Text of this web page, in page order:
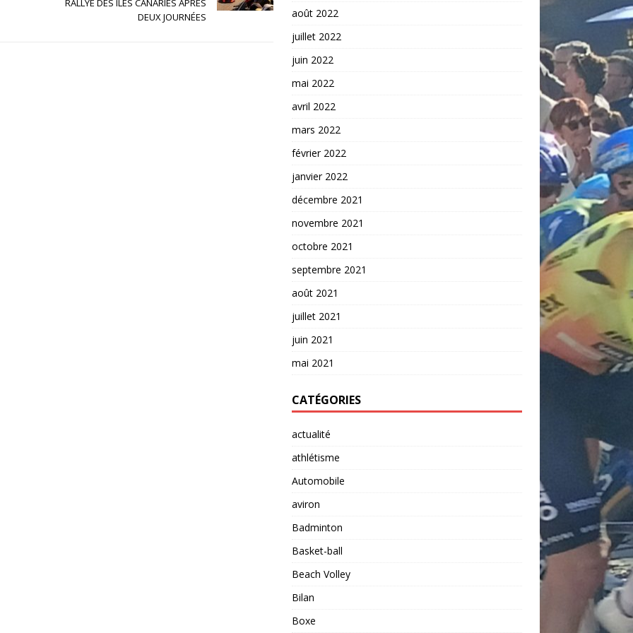
RALLYE DES ÎLES CANARIES APRÈS
DEUX JOURNÉES
août 2022
juillet 2022
juin 2022
mai 2022
avril 2022
mars 2022
février 2022
janvier 2022
décembre 2021
novembre 2021
octobre 2021
septembre 2021
août 2021
juillet 2021
juin 2021
mai 2021
CATÉGORIES
actualité
athlétisme
Automobile
aviron
Badminton
Basket-ball
Beach Volley
Bilan
Boxe